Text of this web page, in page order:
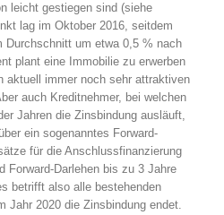
leicht gestiegen sind (siehe
lag im Oktober 2016, seitdem
Durchschnitt um etwa 0,5 % nach
plant eine Immobilie zu erwerben
aktuell immer noch sehr attraktiven
auch Kreditnehmer, bei welchen
Jahren die Zinsbindung ausläuft,
ein sogenanntes Forward-
für die Anschlussfinanzierung
Forward-Darlehen bis zu 3 Jahre
betrifft also alle bestehenden
Jahr 2020 die Zinsbindung endet.